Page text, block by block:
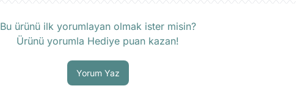
Bu ürünü ilk yorumlayan olmak ister misin?
Ürünü yorumla Hediye puan kazan!
Yorum Yaz